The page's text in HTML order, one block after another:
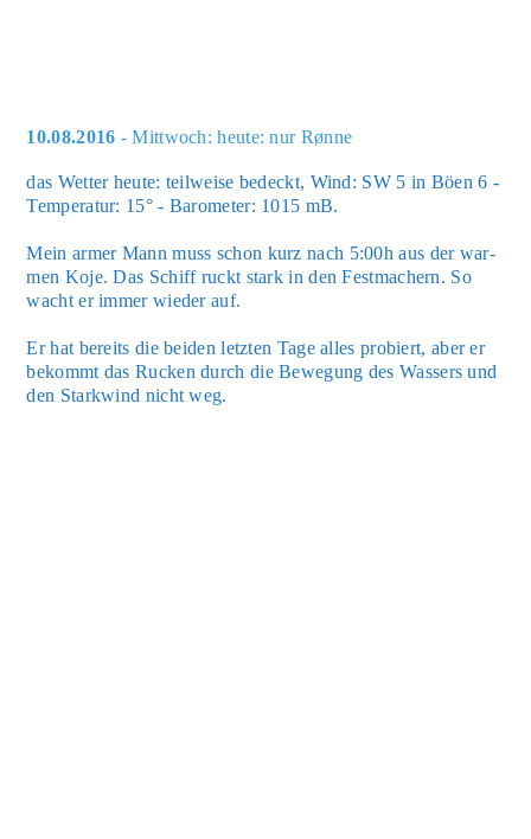
10.08.2016 - Mittwoch: heute: nur Rønne
das Wet­ter heu­te: teil­wei­se bedeckt, Wind: SW 5 in Böen 6 -
Tem­pe­ra­tur: 15° - Baro­me­ter: 1015 mB.
Mein armer Mann muss schon kurz nach 5:00h aus der war­
men Koje. Das Schiff ruckt stark in den Fest­ma­chern. So
wacht er immer wie­der auf.
Er hat bereits die bei­den letz­ten Tage alles pro­biert, aber er
bekommt das Rucken durch die Bewe­gung des Was­sers und
den Stark­wind nicht weg.